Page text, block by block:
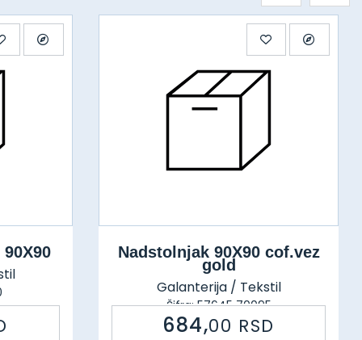
Nadstolnjak 90X90 cof.vez
gold
Galanterija / Tekstil
Šifra: 57645 70095
684,00 RSD